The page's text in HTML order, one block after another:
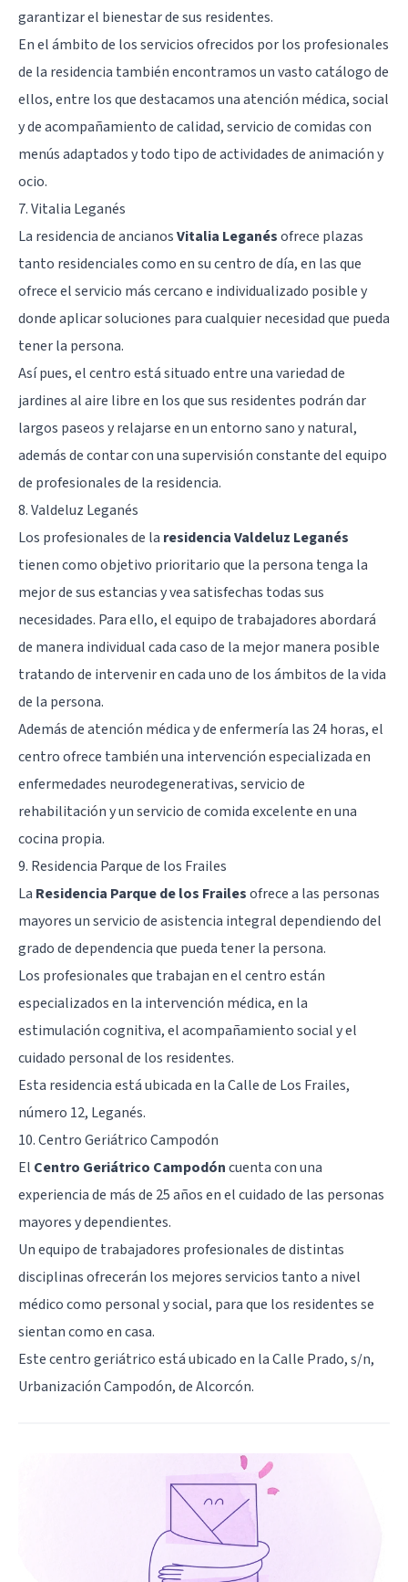
garantizar el bienestar de sus residentes.
En el ámbito de los servicios ofrecidos por los profesionales
de la residencia también encontramos un vasto catálogo de
ellos, entre los que destacamos una atención médica, social
y de acompañamiento de calidad, servicio de comidas con
menús adaptados y todo tipo de actividades de animación y
ocio.
7. Vitalia Leganés
La residencia de ancianosVitalia Leganésofrece plazas
tanto residenciales como en su centro de día, en las que
ofrece el servicio más cercano e individualizado posible y
donde aplicar soluciones para cualquier necesidad que pueda
tener la persona.
Así pues, el centro está situado entre una variedad de
jardines al aire libre en los que sus residentes podrán dar
largos paseos y relajarse en un entorno sano y natural,
además de contar con una supervisión constante del equipo
de profesionales de la residencia.
8. Valdeluz Leganés
Los profesionales de la residencia Valdeluz Leganés
tienen como objetivo prioritario que la persona tenga la
mejor de sus estancias y vea satisfechas todas sus
necesidades. Para ello, el equipo de trabajadores abordará
de manera individual cada caso de la mejor manera posible
tratando de intervenir en cada uno de los ámbitos de la vida
de la persona.
Además de atención médica y de enfermería las 24 horas, el
centro ofrece también una intervención especializada en
enfermedades neurodegenerativas, servicio de
rehabilitación y un servicio de comida excelente en una
cocina propia.
9. Residencia Parque de los Frailes
La Residencia Parque de los Frailesofrece a las personas
mayores un servicio de asistencia integral dependiendo del
grado de dependencia que pueda tener la persona.
Los profesionales que trabajan en el centro están
especializados en la intervención médica, en la
estimulación cognitiva, el acompañamiento social y el
cuidado personal de los residentes.
Esta residencia está ubicada en la Calle de Los Frailes,
número 12, Leganés.
10. Centro Geriátrico Campodón
El Centro Geriátrico Campodóncuenta con una
experiencia de más de 25 años en el cuidado de las personas
mayores y dependientes.
Un equipo de trabajadores profesionales de distintas
disciplinas ofrecerán los mejores servicios tanto a nivel
médico como personal y social, para que los residentes se
sientan como en casa.
Este centro geriátrico está ubicado en la Calle Prado, s/n,
Urbanización Campodón, de Alcorcón.